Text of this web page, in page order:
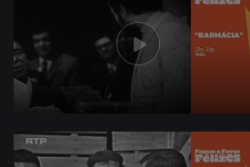
930640